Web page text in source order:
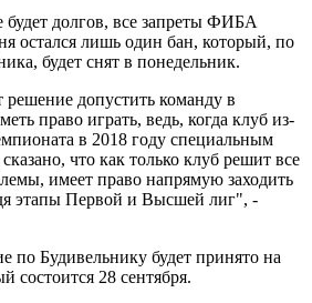
будет долгов, все запреты ФИБА
остался лишь один бан, который, по
будет снят в понедельник.
допустить команду в
право играть, ведь, когда клуб из-
в 2018 году специальным
что как только клуб решит все
имеет право напрямую заходить
этапы Первой и Высшей лиг", -
по Будивельнику будет принято на
состоится 28 сентября.